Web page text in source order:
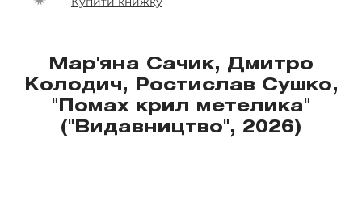
Мар'янa Сачик, Дмитрo
Колодич, Ростислав Сушкo,
"Помах крил метелика"
("Видавництво", 2026)